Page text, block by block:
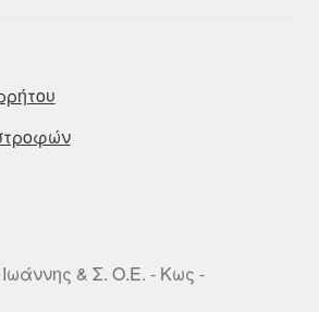
& Σ. Ο.Ε. - Κως -